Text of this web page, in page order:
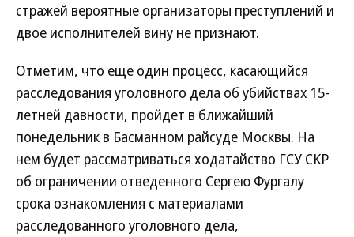
стражей вероятные организаторы преступлений и
двое исполнителей вину не признают.
Отметим, что еще один процесс, касающийся
расследования уголовного дела об убийствах 15-
летней давности, пройдет в ближайший
понедельник в Басманном райсуде Москвы. На
нем будет рассматриваться ходатайство ГСУ СКР
об ограничении отведенного Сергею Фургалу
срока ознакомления с материалами
расследованного уголовного дела,